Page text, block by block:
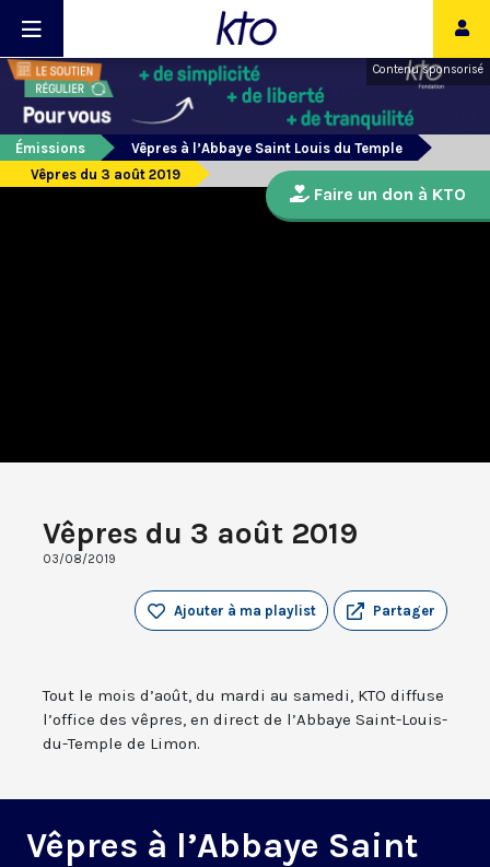
Contenu sponsorisé
Émissions
Vêpres à l’Abbaye Saint Louis du Temple
Vêpres du 3 août 2019
Vêpres du 3 août 2019
03/08/2019
Partager
Ajouter à ma playlist
Tout le mois d’août, du mardi au samedi, KTO diffuse
l’office des vêpres, en direct de l’Abbaye Saint-Louis-
du-Temple de Limon.
Vêpres à l’Abbaye Saint
Faire un don à KTO